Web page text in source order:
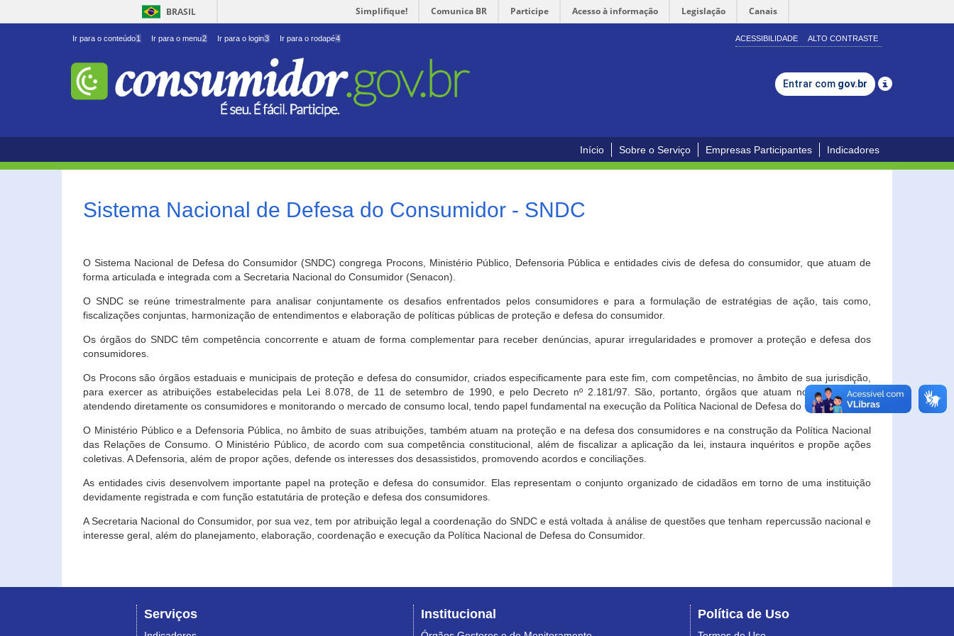
BRASIL Simplifique! Comunica BR Participe Acesso à informação Legislação Canais
Ir para o conteúdo1 Ir para o menu2 Ir para o login3 Ir para o rodapé4 ACESSIBILIDADE ALTO CONTRASTE
Entrar com gov.br
Início Sobre o Serviço Empresas Participantes Indicadores
Sistema Nacional de Defesa do Consumidor - SNDC
O Sistema Nacional de Defesa do Consumidor (SNDC) congrega Procons, Ministério Público, Defensoria Pública e entidades civis de defesa do consumidor, que atuam de
forma articulada e integrada com a Secretaria Nacional do Consumidor (Senacon).
O SNDC se reúne trimestralmente para analisar conjuntamente os desafios enfrentados pelos consumidores e para a formulação de estratégias de ação, tais como,
fiscalizações conjuntas, harmonização de entendimentos e elaboração de políticas públicas de proteção e defesa do consumidor.
Os órgãos do SNDC têm competência concorrente e atuam de forma complementar para receber denúncias, apurar irregularidades e promover a proteção e defesa dos
consumidores.
Os Procons são órgãos estaduais e municipais de proteção e defesa do consumidor, criados especificamente para este fim, com competências, no âmbito de sua jurisdição,
para exercer as atribuições estabelecidas pela Lei 8.078, de 11 de setembro de 1990, e pelo Decreto nº 2.181/97. São, portanto, órgãos que atuam no âmbito local,
atendendo diretamente os consumidores e monitorando o mercado de consumo local, tendo papel fundamental na execução da Política Nacional de Defesa do Consumidor.
O Ministério Público e a Defensoria Pública, no âmbito de suas atribuições, também atuam na proteção e na defesa dos consumidores e na construção da Política Nacional
das Relações de Consumo. O Ministério Público, de acordo com sua competência constitucional, além de fiscalizar a aplicação da lei, instaura inquéritos e propõe ações
coletivas. A Defensoria, além de propor ações, defende os interesses dos desassistidos, promovendo acordos e conciliações.
As entidades civis desenvolvem importante papel na proteção e defesa do consumidor. Elas representam o conjunto organizado de cidadãos em torno de uma instituição
devidamente registrada e com função estatutária de proteção e defesa dos consumidores.
A Secretaria Nacional do Consumidor, por sua vez, tem por atribuição legal a coordenação do SNDC e está voltada à análise de questões que tenham repercussão nacional e
interesse geral, além do planejamento, elaboração, coordenação e execução da Política Nacional de Defesa do Consumidor.
Serviços Institucional Política de Uso